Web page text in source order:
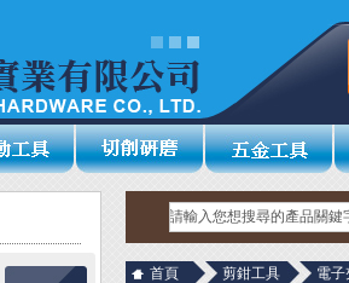
首頁 剪鉗工具 電